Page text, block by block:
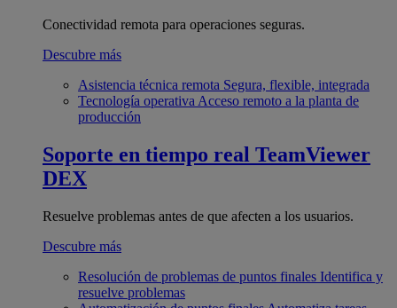
Conectividad remota para operaciones seguras.
Descubre más
Asistencia técnica remota Segura, flexible, integrada
Tecnología operativa Acceso remoto a la planta de
producción
Soporte en tiempo real TeamViewer
DEX
Resuelve problemas antes de que afecten a los usuarios.
Descubre más
Resolución de problemas de puntos finales Identifica y
resuelve problemas